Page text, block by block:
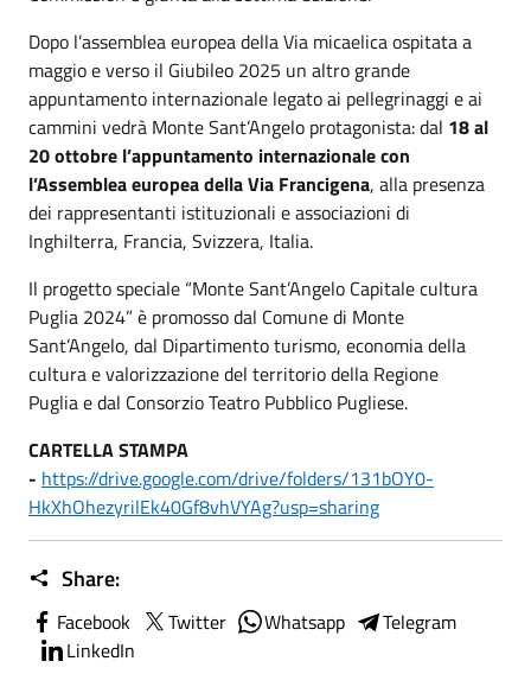
Dopo l’assemblea europea della Via micaelica ospitata a
maggio e verso il Giubileo 2025 un altro grande
appuntamento internazionale legato ai pellegrinaggi e ai
cammini vedrà Monte Sant’Angelo protagonista: dal 18 al
20 ottobre l’appuntamento internazionale con
l’Assemblea europea della Via Francigena, alla presenza
dei rappresentanti istituzionali e associazioni di
Inghilterra, Francia, Svizzera, Italia.
Il progetto speciale “Monte Sant’Angelo Capitale cultura
Puglia 2024” è promosso dal Comune di Monte
Sant’Angelo, dal Dipartimento turismo, economia della
cultura e valorizzazione del territorio della Regione
Puglia e dal Consorzio Teatro Pubblico Pugliese.
CARTELLA STAMPA
- https://drive.google.com/drive/folders/131bOY0-
HkXhOhezyrilEk40Gf8vhVYAg?usp=sharing
Share:
Facebook Twitter Whatsapp
Telegram
LinkedIn